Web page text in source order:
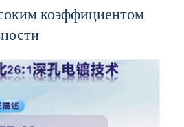
коэффициентом